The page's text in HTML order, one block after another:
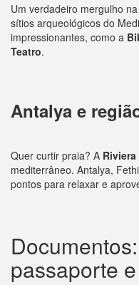
Um verdadeiro mergulho
sítios arqueológicos do
impressionantes, como a
Teatro.
Antalya e
Quer curtir praia? A Riviera
mediterrâneo. Antalya,
pontos para relaxar e
passaporte